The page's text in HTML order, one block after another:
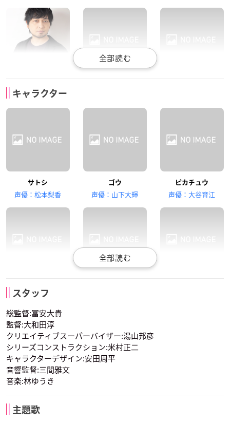
サクラギ博士
林原めぐみ
ムサシ
三木眞一郎
コジロウ
犬山イヌコ
ニャース
ソーナンス
キャラクター
サトシ
声優：松本梨香
ゴウ
声優：山下大輝
ピカチュウ
声優：大谷育江
声優：中村悠一
ムサシ
スタッフ
総監督:冨安大貴
監督:大和田淳
クリエイティブスーパーバイザー:湯山邦彦
シリーズコンストラクション:米村正二
キャラクターデザイン:安田周平
音響監督:三間雅文
音楽:林ゆうき
主題歌